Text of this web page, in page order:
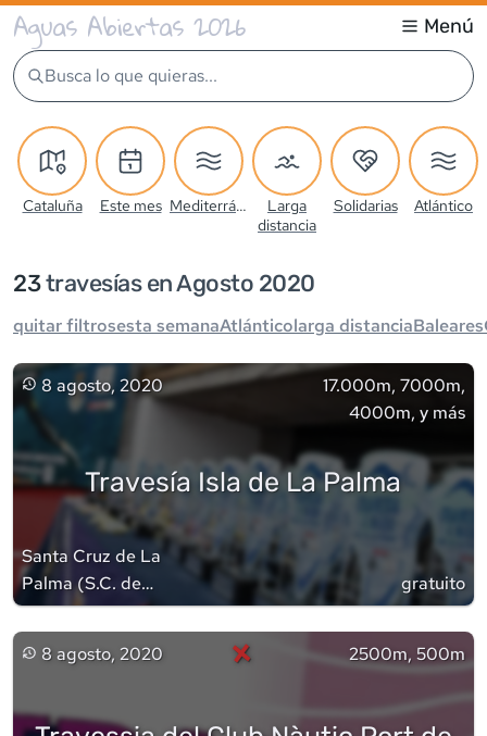
Aguas Abiertas 2026 Menú
Busca lo que quieras...
Cataluña Este mes Mediterráneo
Larga
distancia
Solidarias Atlántico
23travesías en Agosto 2020
quitar filtrosesta semanaAtlánticolarga distanciaBaleares
8 agosto, 2020
17.000m, 7000m,
4000m, y más
Travesía Isla de La Palma
Santa Cruz de La
Palma (S.C. de
Tenerife)
gratuito
8 agosto, 2020 × 2500m, 500m